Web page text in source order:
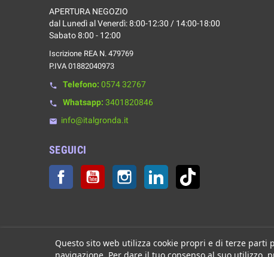
APERTURA NEGOZIO
dal Lunedì al Venerdì: 8:00-12:30 / 14:00-18:00
Sabato 8:00 - 12:00
Iscrizione REA N. 479769
P.IVA 01882040973
phone Telefono: 0574 32767
phone Whatsapp: 3401820846
email info@italgronda.it
SEGUICI
Facebook YouTube Instagram LinkedIn
Questo sito web utilizza cookie propri e di terze